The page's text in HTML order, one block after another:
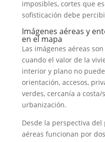
imposibles, cortes que
sofisticación debe
Imágenes aéreas y
en el mapa
Las imágenes aéreas
cuando el valor de la
interior y plano no
orientación, accesos,
verdes, cercanía a
urbanización.
Desde la perspectiva
aéreas funcionan por